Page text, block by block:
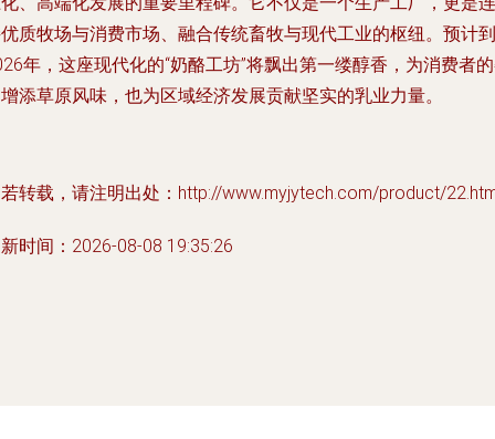
质牧场与消费市场、融合传统畜牧与现代工业的枢纽。预计到
年，这座现代化的“奶酪工坊”将飘出第一缕醇香，为消费者
添草原风味，也为区域经济发展贡献坚实的乳业力量。
转载，请注明出处：http://www.myjytech.com/product/
时间：2026-08-08 19:35:26